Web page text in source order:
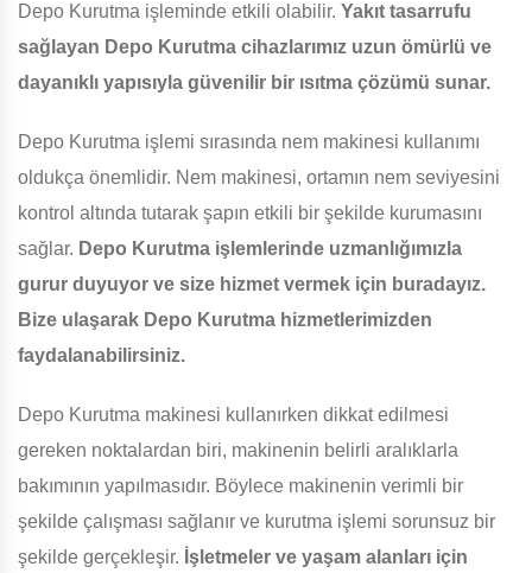
Depo Kurutma işleminde etkili olabilir. Yakıt tasarrufu
sağlayan Depo Kurutma cihazlarımız uzun ömürlü ve
dayanıklı yapısıyla güvenilir bir ısıtma çözümü sunar.
Depo Kurutma işlemi sırasında nem makinesi kullanımı
oldukça önemlidir. Nem makinesi, ortamın nem seviyesini
kontrol altında tutarak şapın etkili bir şekilde kurumasını
sağlar. Depo Kurutma işlemlerinde uzmanlığımızla
gurur duyuyor ve size hizmet vermek için buradayız.
Bize ulaşarak Depo Kurutma hizmetlerimizden
faydalanabilirsiniz.
Depo Kurutma makinesi kullanırken dikkat edilmesi
gereken noktalardan biri, makinenin belirli aralıklarla
bakımının yapılmasıdır. Böylece makinenin verimli bir
şekilde çalışması sağlanır ve kurutma işlemi sorunsuz bir
şekilde gerçekleşir. İşletmeler ve yaşam alanları için